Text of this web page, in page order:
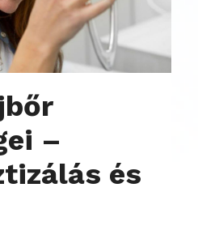
–
és